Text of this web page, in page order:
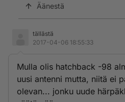
Äänestä
tällästä
2017-04-06 18:55:33
Mulla olis hatchback -98
uusi antenni mutta, niitä ei
olevan... jonku uude